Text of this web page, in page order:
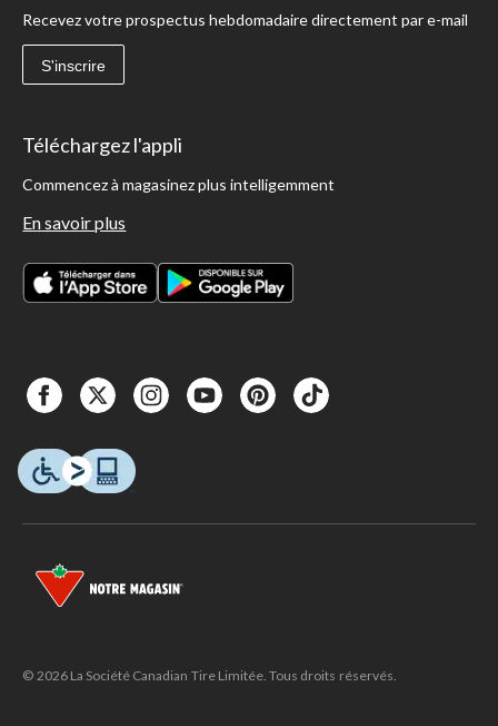
Recevez votre prospectus hebdomadaire directement par e-mail
S'inscrire
Téléchargez l'appli
Commencez à magasinez plus intelligemment
En savoir plus
© 2026 La Société Canadian Tire Limitée. Tous droits réservés.